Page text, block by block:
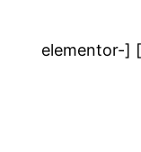
[elementor-template id=”1077″] [elementor-